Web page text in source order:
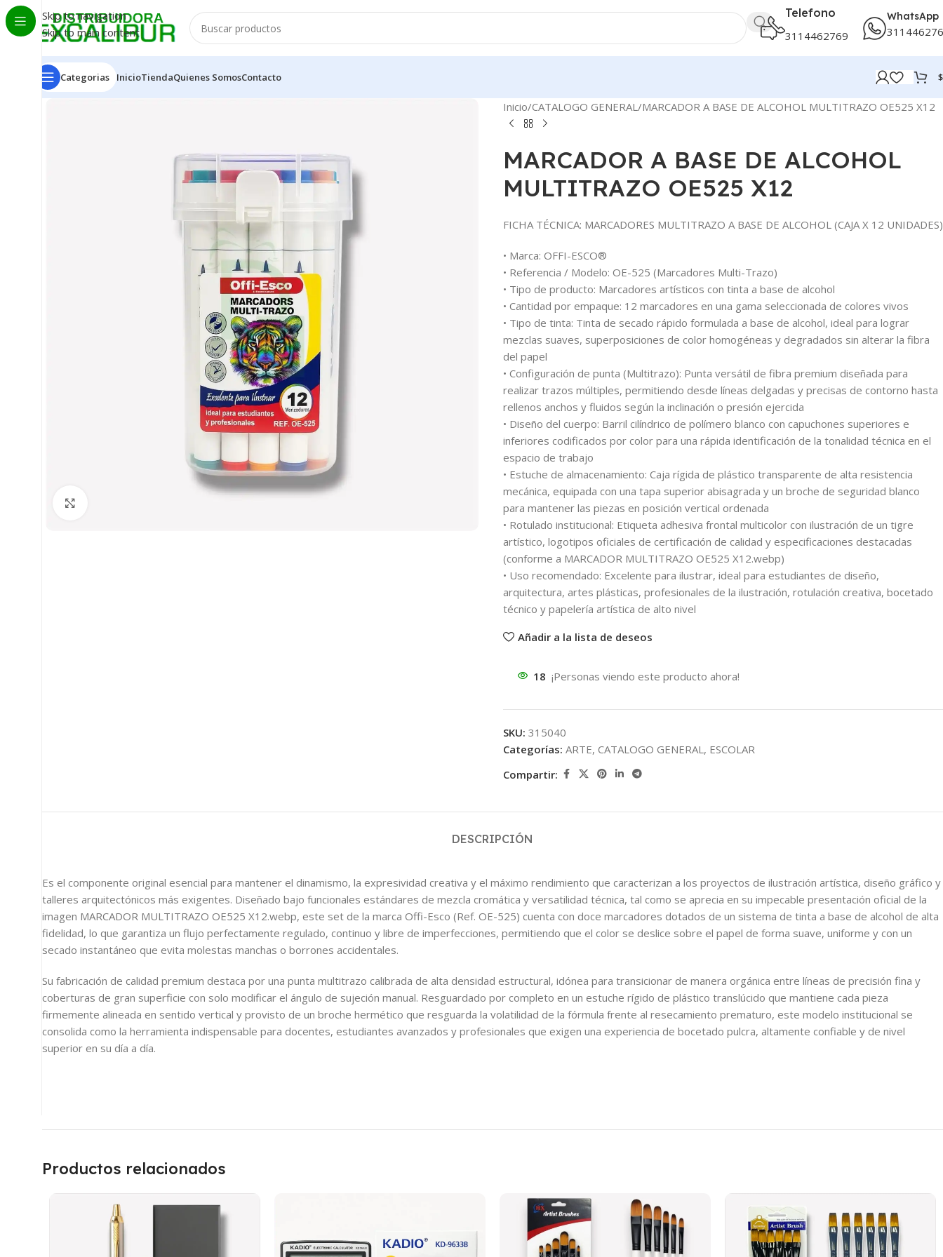
Skip to navigation
Skip to main content
Telefono
3114462769
WhatsApp
Categorias InicioTiendaQuienes SomosContacto $
Inicio CATALOGO GENERAL MARCADOR A BASE DE ALCOHOL MULTITRAZO OE525 X12
MARCADOR A BASE DE ALCOHOL
MULTITRAZO OE525 X12
FICHA TÉCNICA: MARCADORES MULTITRAZO A BASE DE ALCOHOL (CAJA X 12 UNIDADES)
• Marca: OFFI-ESCO®
• Referencia / Modelo: OE-525 (Marcadores Multi-Trazo)
• Tipo de producto: Marcadores artísticos con tinta a base de alcohol
• Cantidad por empaque: 12 marcadores en una gama seleccionada de colores vivos
• Tipo de tinta: Tinta de secado rápido formulada a base de alcohol, ideal para lograr
mezclas suaves, superposiciones de color homogéneas y degradados sin alterar la fibra
del papel
• Configuración de punta (Multitrazo): Punta versátil de fibra premium diseñada para
realizar trazos múltiples, permitiendo desde líneas delgadas y precisas de contorno hasta
rellenos anchos y fluidos según la inclinación o presión ejercida
• Diseño del cuerpo: Barril cilíndrico de polímero blanco con capuchones superiores e
inferiores codificados por color para una rápida identificación de la tonalidad técnica en el
espacio de trabajo
• Estuche de almacenamiento: Caja rígida de plástico transparente de alta resistencia
mecánica, equipada con una tapa superior abisagrada y un broche de seguridad blanco
para mantener las piezas en posición vertical ordenada
• Rotulado institucional: Etiqueta adhesiva frontal multicolor con ilustración de un tigre
artístico, logotipos oficiales de certificación de calidad y especificaciones destacadas
(conforme a MARCADOR MULTITRAZO OE525 X12.webp)
• Uso recomendado: Excelente para ilustrar, ideal para estudiantes de diseño,
arquitectura, artes plásticas, profesionales de la ilustración, rotulación creativa, bocetado
técnico y papelería artística de alto nivel
Añadir a la lista de deseos
18 ¡Personas viendo este producto ahora!
SKU: 315040
Categorías: ARTE, CATALOGO GENERAL, ESCOLAR
Compartir:
DESCRIPCIÓN
Es el componente original esencial para mantener el dinamismo, la expresividad creativa y el máximo rendimiento que caracterizan a los proyectos de ilustración artística, diseño gráfico y
talleres arquitectónicos más exigentes. Diseñado bajo funcionales estándares de mezcla cromática y versatilidad técnica, tal como se aprecia en su impecable presentación oficial de la
imagen MARCADOR MULTITRAZO OE525 X12.webp, este set de la marca Offi-Esco (Ref. OE-525) cuenta con doce marcadores dotados de un sistema de tinta a base de alcohol de alta
fidelidad, lo que garantiza un flujo perfectamente regulado, continuo y libre de imperfecciones, permitiendo que el color se deslice sobre el papel de forma suave, uniforme y con un
secado instantáneo que evita molestas manchas o borrones accidentales.
Su fabricación de calidad premium destaca por una punta multitrazo calibrada de alta densidad estructural, idónea para transicionar de manera orgánica entre líneas de precisión fina y
coberturas de gran superficie con solo modificar el ángulo de sujeción manual. Resguardado por completo en un estuche rígido de plástico translúcido que mantiene cada pieza
firmemente alineada en sentido vertical y provisto de un broche hermético que resguarda la volatilidad de la fórmula frente al resecamiento prematuro, este modelo institucional se
consolida como la herramienta indispensable para docentes, estudiantes avanzados y profesionales que exigen una experiencia de bocetado pulcra, altamente confiable y de nivel
superior en su día a día.
Productos relacionados